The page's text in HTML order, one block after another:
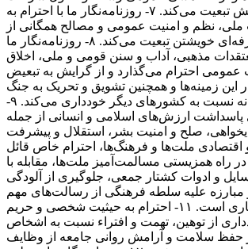
حرفه ای خویش تبعیت می‌کند. ۷- روزنامه‌نگار ما با احترام به
ملی، نظم و امنیت عمومی و مصالح همگانی از
اصول شرافت حرفه‌ای خویشتن تبعیت می‌کند. ۸- روزنامه‌نگار ما
مذهبی، آداب و سنن قومی و ملی، اخلاق
احترام می‌گذارد و از گرایش به تبعیض
زمینه‌ها و همچنین تشویق و تحریک به جنگ
تجاوزکارانه نسبت به کشورهای دیگر خودداری می‌کند. ۹-
پاسداشت ارزش‌های اسلامی و انسانی از جمله
صلح و امنیت بشر، استقلال و پیشرفت
اقتصادی ملت‌ها و فرهنگ‌ها، احترام خاص قائل
در راه همزیستی مسالمت‌آمیز ملت‌ها، مقابله با
و ادوات کشتار جمعی، جلوگیری از آلودگی
علیه سلطه فرهنگی از رسالت‌های مهم
روزنامه‌نگاری است. ۱۱- احترام به حیثیت شخصی و حریم
از توهین، تهمت و افتراء نسبت به اشخاص
حفظ سلامت و آرامش روانی جامعه از وظایف